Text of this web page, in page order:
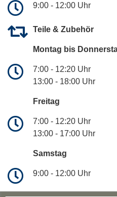
9:00 - 12:00 Uhr
Teile & Zubehör
Montag bis
7:00 - 12:20 Uhr
13:00 - 18:00 Uhr
Freitag
7:00 - 12:20 Uhr
13:00 - 17:00 Uhr
Samstag
9:00 - 12:00 Uhr